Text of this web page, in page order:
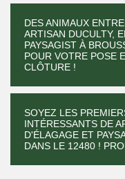
DES ANIMAUX
ARTISAN DUCULTY,
PAYSAGIST À
POUR VOTRE POSE
CLÔTURE !
SOYEZ LES
INTÉRESSANTS DE
D'ÉLAGAGE ET
DANS LE 12480 !